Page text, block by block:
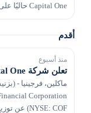
Capital One حاليًا على دمجها في عمليات البطاقات الخاصة بها.
أقدم
منذ أسبوع
تعلن شركة Capital One عن توزيع أرباح ربع سنوية